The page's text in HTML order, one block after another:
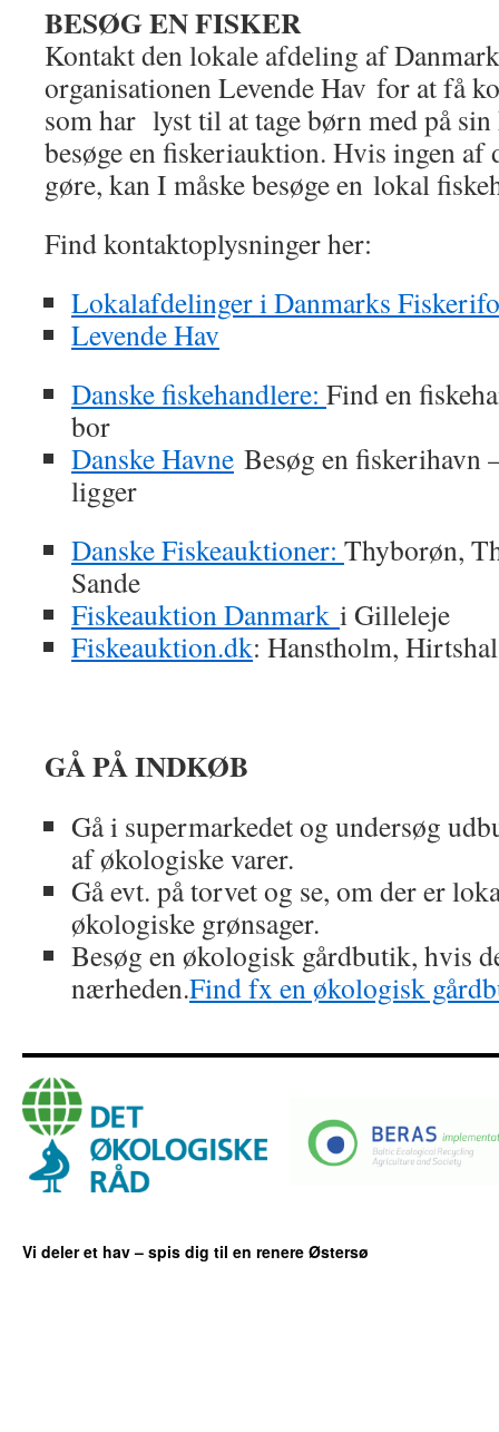
BESØG EN FISKER
Kontakt den lokale afdeling af
organisationen Levende Hav for at få
som har lyst til at tage børn med på
besøge en fiskeriauktion. Hvis ingen af
gøre, kan I måske besøge en lokal
Find kontaktoplysninger her:
Lokalafdelinger i Danmarks
Levende Hav
Danske fiskehandlere: Find en
bor
Danske Havne Besøg en fiskerihavn
ligger
Danske Fiskeauktioner: Thyborøn,
Sande
Fiskeauktion Danmark i Gilleleje
Fiskeauktion.dk: Hanstholm,
GÅ PÅ INDKØB
Gå i supermarkedet og undersøg
af økologiske varer.
Gå evt. på torvet og se, om der er
økologiske grønsager.
Besøg en økologisk gårdbutik, hvis
nærheden.Find fx en økologisk
Vi deler et hav – spis dig til en renere Østersø